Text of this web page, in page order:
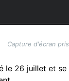
Capture d'écran
26 juillet et